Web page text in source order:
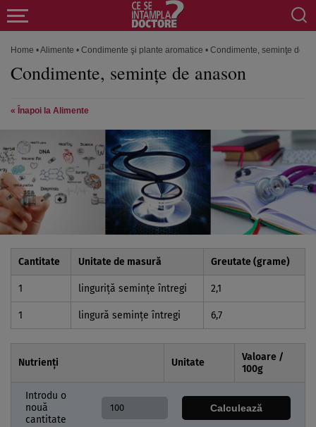
Home •Alimente • Condimente şi plante aromatice • Condimente, seminţe de
Condimente, seminţe de anason
« Înapoi la Alimente
Cantitate Unitate de masură Greutate (grame)
1 linguriţă seminţe întregi 2,1
1 lingură seminţe întregi 6,7
Nutrienți Unitate
Valoare /
100g
Introdu o
nouă
cantitate
Calculează